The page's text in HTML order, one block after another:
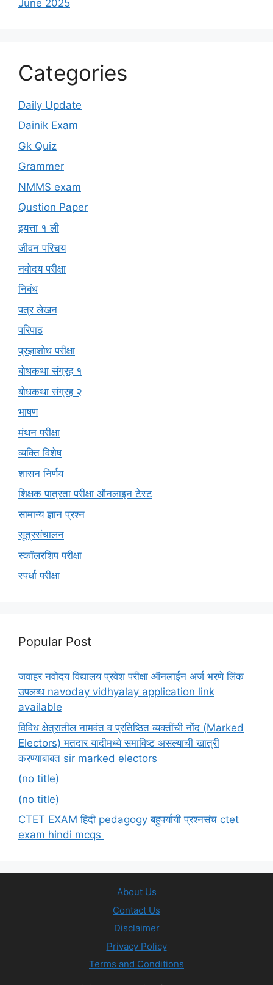
June 2025
Categories
Daily Update
Dainik Exam
Gk Quiz
Grammer
NMMS exam
Qustion Paper
इयत्ता १ ली
जीवन परिचय
नवोदय परीक्षा
निबंध
पत्र लेखन
परिपाठ
प्रज्ञाशोध परीक्षा
बोधकथा संग्रह १
बोधकथा संग्रह २
भाषण
मंथन परीक्षा
व्यक्ति विशेष
शासन निर्णय
शिक्षक पात्रता परीक्षा ऑनलाइन टेस्ट
सामान्य ज्ञान प्रश्न
सूत्रसंचालन
स्कॉलरशिप परीक्षा
स्पर्धा परीक्षा
Popular Post
जवाहर नवोदय विद्यालय प्रवेश परीक्षा ऑनलाईन अर्ज भरणे लिंक
उपलब्ध navoday vidhyalay application link
available
विविध क्षेत्रातील नामवंत व प्रतिष्ठित व्यक्तींची नोंद (Marked
Electors) मतदार यादीमध्ये समाविष्ट असल्याची खात्री
करण्याबाबत sir marked electors
(no title)
(no title)
CTET EXAM हिंदी pedagogy बहुपर्यायी प्रश्नसंच ctet
exam hindi mcqs
About Us
Contact Us
Disclaimer
Privacy Policy
Terms and Conditions